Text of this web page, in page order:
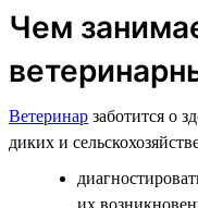
Чем
Ветеринар заботится о
диких и
их